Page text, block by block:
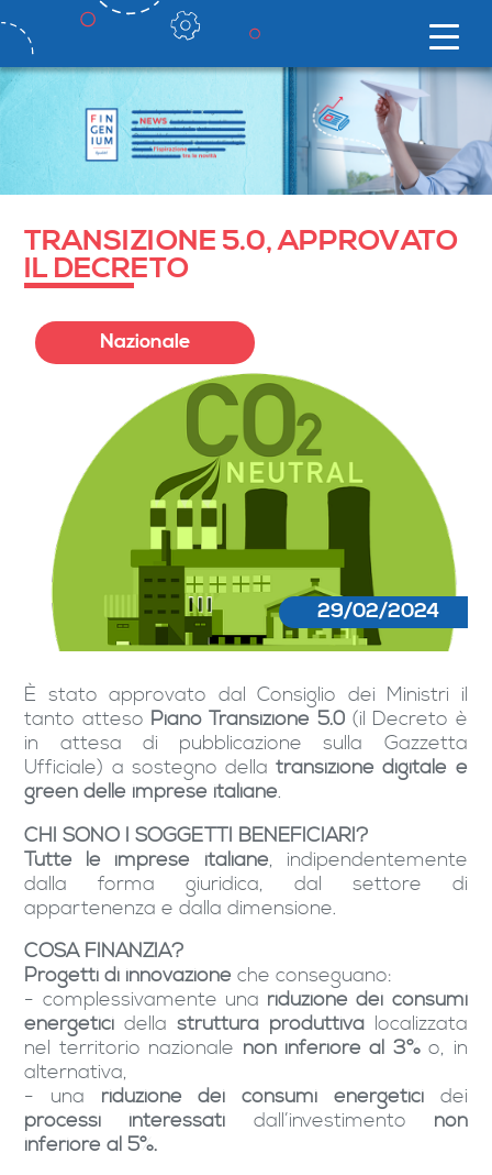
TRANSIZIONE 5.0, APPROVATO
IL DECRETO
Nazionale
29/02/2024
È stato approvato dal Consiglio dei Ministri il
tanto atteso Piano Transizione 5.0 (il Decreto è
in attesa di pubblicazione sulla Gazzetta
Ufficiale) a sostegno dellatransizione digitale e
green delle imprese italiane.
CHI SONO I SOGGETTI BENEFICIARI?
Tutte le imprese italiane, indipendentemente
dalla forma giuridica, dal settore di
appartenenza e dalla dimensione.
COSA FINANZIA?
Progetti di innovazione che conseguano:
- complessivamente una riduzione dei consumi
energetici della struttura produttiva localizzata
nel territorio nazionale non inferiore al 3%o, in
alternativa,
- una riduzione dei consumi energeticidei
processi interessati dall’investimento non
inferiore al 5%.